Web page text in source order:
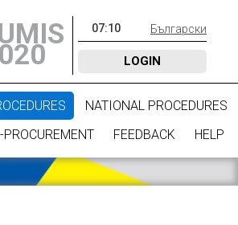
07:10 Български
LOGIN
NATIONAL PROCEDURES
PROCUREMENT FEEDBACK HELP